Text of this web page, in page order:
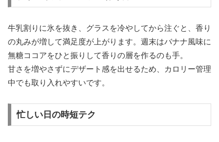
牛乳割りに氷を抜き、グラスを冷やしてから注ぐと、香り
の丸みが増して満足度が上がります。週末はバナナ風味に
無糖ココアをひと振りして香りの層を作るのも手。
甘さを増やさずにデザート感を出せるため、カロリー管理
中でも取り入れやすいです。
忙しい日の時短テク